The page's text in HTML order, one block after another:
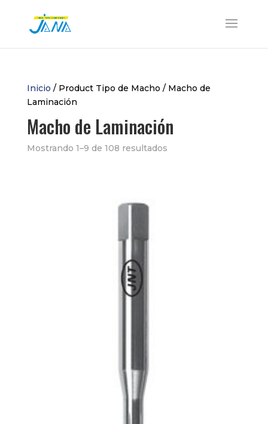
Inicio / Product Tipo de Macho / Macho de
Laminación
Macho de Laminación
Mostrando 1–9 de 108 resultados